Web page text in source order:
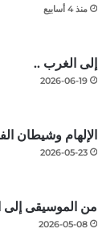
منذ 4 أسابيع
إلى الغرب ..
2026-06-19
الإلهام وشيطان
2026-05-23
من الموسيقى إلى
2026-05-08